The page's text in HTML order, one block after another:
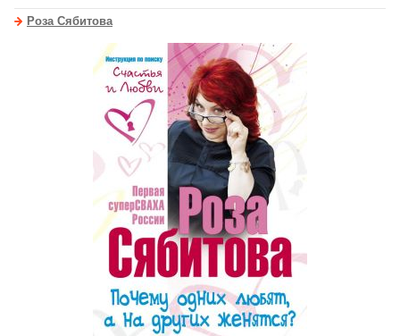
Роза Сябитова